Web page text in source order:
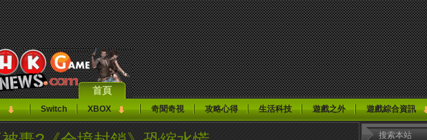
首頁
Switch XBOX 奇聞奇視 攻略心得 生活科技 遊戲之外 遊戲綜合資訊